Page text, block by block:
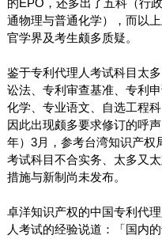
的 EPO ，还多出了五科（行
通物理与普通化学），而以
官学界及考生颇多质疑。
鉴于专利代理人考试科目太
讼法、专利审查基准、专利
化学、专业语文、自选工程
因此出现颇多要求修订的呼
年） 3月，参考台湾知识产权
考试科目不合实务、太多又
措施与新制尚未发布。
卓洋知识产权的中国专利代
人考试的经验说道：「国内